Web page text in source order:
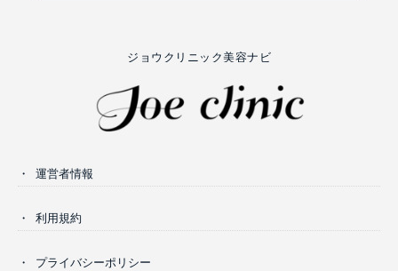
ジョウクリニック美容ナビ
運営者情報
利用規約
プライバシーポリシー